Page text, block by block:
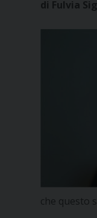
di Fulvia
che questo